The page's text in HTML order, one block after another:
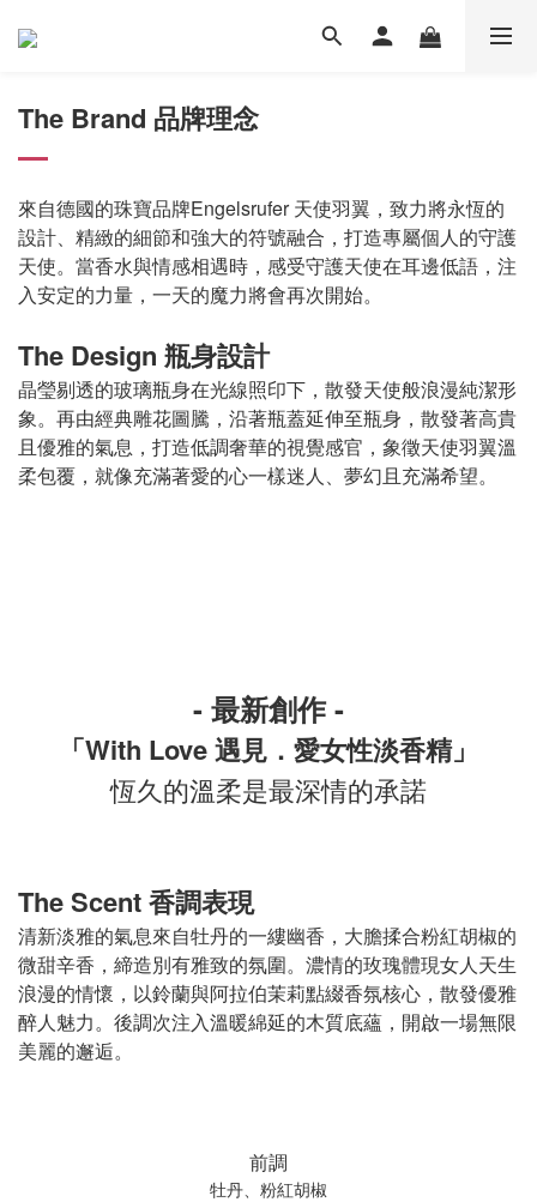
The Brand 品牌理念
來自德國的珠寶品牌Engelsrufer 天使羽翼，致力將永恆的
設計、精緻的細節和強大的符號融合，打造專屬個人的守護
天使。當香水與情感相遇時，感受守護天使在耳邊低語，注
入安定的力量，一天的魔力將會再次開始。
The Design 瓶身設計
晶瑩剔透的玻璃瓶身在光線照印下，散發天使般浪漫純潔形
象。再由經典雕花圖騰，沿著瓶蓋延伸至瓶身，散發著高貴
且優雅的氣息，打造低調奢華的視覺感官，象徵天使羽翼溫
柔包覆，就像充滿著愛的心一樣迷人、夢幻且充滿希望。
- 最新創作 -
「With Love 遇見．愛女性淡香精」
恆久的溫柔是最深情的承諾
The Scent 香調表現
清新淡雅的氣息來自牡丹的一縷幽香，大膽揉合粉紅胡椒的
微甜辛香，締造別有雅致的氛圍。濃情的玫瑰體現女人天生
浪漫的情懷，以鈴蘭與阿拉伯茉莉點綴香氛核心，散發優雅
醉人魅力。後調次注入溫暖綿延的木質底蘊，開啟一場無限
美麗的邂逅。
前調
牡丹、粉紅胡椒